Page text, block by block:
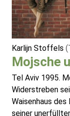
Karlijn Stoffels
Mojsche
Tel Aviv 1995.
Widerstreben
Waisenhaus des
seiner